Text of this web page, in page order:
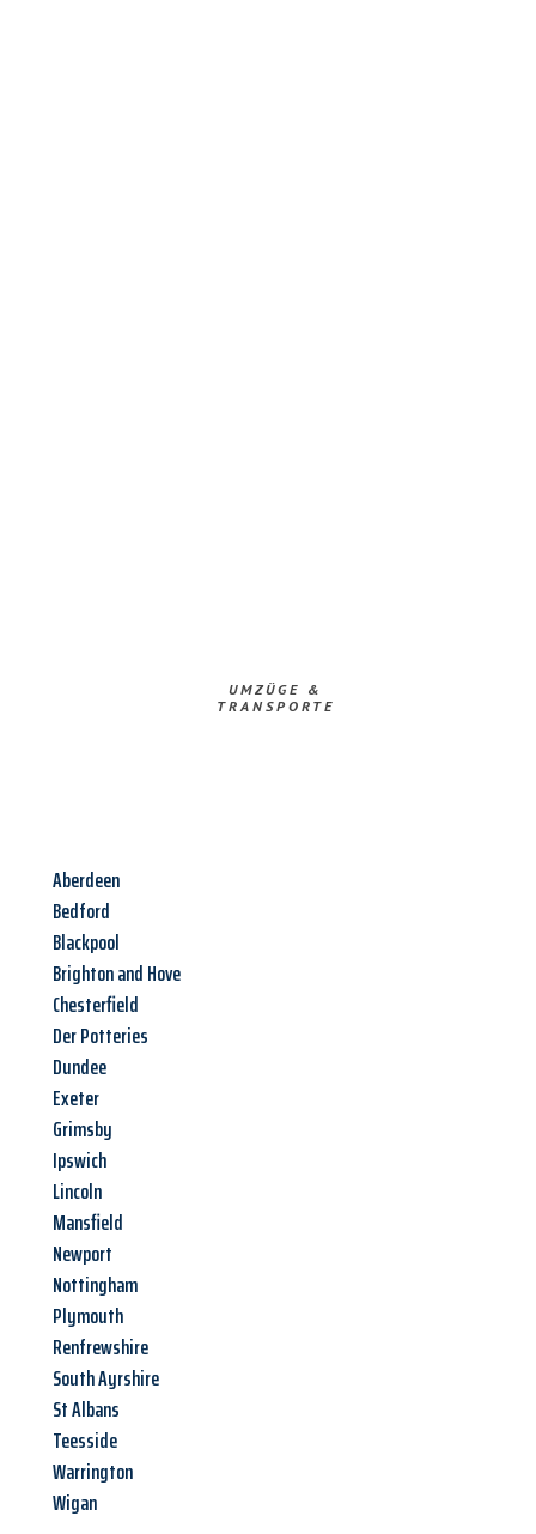
UMZÜGE &
TRANSPORTE
Aberdeen
Bedford
Blackpool
Brighton and Hove
Chesterfield
Der Potteries
Dundee
Exeter
Grimsby
Ipswich
Lincoln
Mansfield
Newport
Nottingham
Plymouth
Renfrewshire
South Ayrshire
St Albans
Teesside
Warrington
Wigan